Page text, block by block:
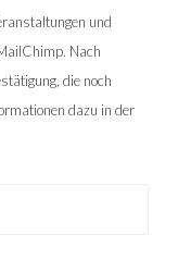
und
Nach
die noch
dazu in der